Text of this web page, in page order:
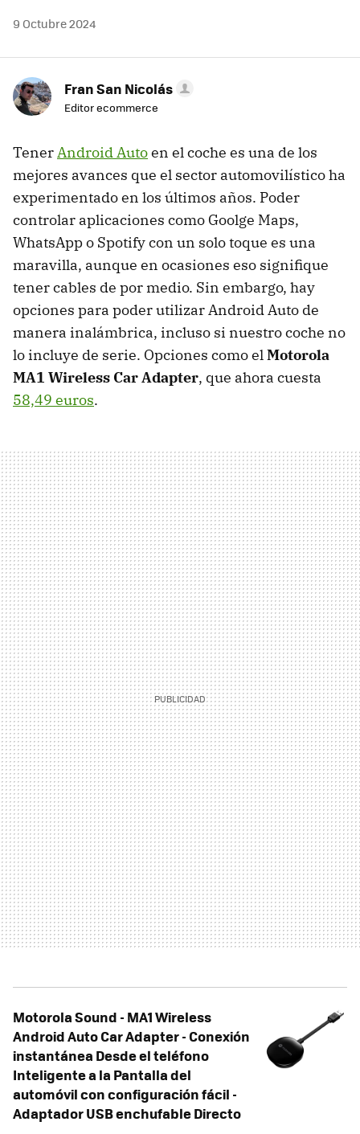
9 Octubre 2024
Fran San Nicolás
Editor ecommerce
TenerAndroid Autoen el coche es una de los
mejores avances que el sector automovilístico ha
experimentado en los últimos años. Poder
controlar aplicaciones como Goolge Maps,
WhatsApp o Spotify con un solo toque es una
maravilla, aunque en ocasiones eso signifique
tener cables de por medio. Sin embargo, hay
opciones para poder utilizar Android Auto de
manera inalámbrica, incluso si nuestro coche no
lo incluye de serie. Opciones como elMotorola
MA1 Wireless Car Adapter, que ahora cuesta
58,49 euros.
Motorola Sound - MA1 Wireless
Android Auto Car Adapter - Conexión
instantánea Desde el teléfono
Inteligente a la Pantalla del
automóvil con configuración fácil -
Adaptador USB enchufable Directo